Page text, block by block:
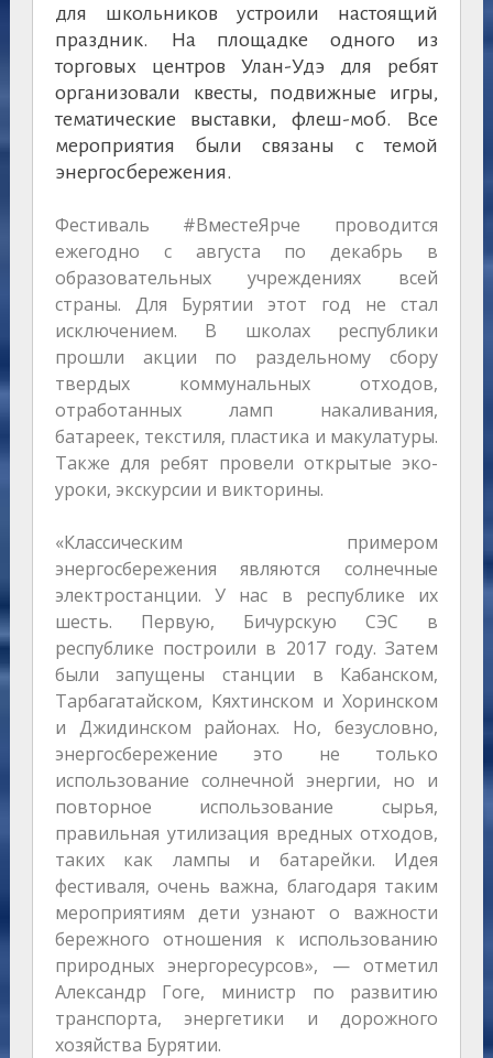
для школьников устроили настоящий
праздник. На площадке одного из
торговых центров Улан-Удэ для ребят
организовали квесты, подвижные игры,
тематические выставки, флеш-моб. Все
мероприятия были связаны с темой
энергосбережения.
Фестиваль #ВместеЯрче проводится
ежегодно с августа по декабрь в
образовательных учреждениях всей
страны. Для Бурятии этот год не стал
исключением. В школах республики
прошли акции по раздельному сбору
твердых коммунальных отходов,
отработанных ламп накаливания,
батареек, текстиля, пластика и макулатуры.
Также для ребят провели открытые эко-
уроки, экскурсии и викторины.
«Классическим примером
энергосбережения являются солнечные
электростанции. У нас в республике их
шесть. Первую, Бичурскую СЭС в
республике построили в 2017 году. Затем
были запущены станции в Кабанском,
Тарбагатайском, Кяхтинском и Хоринском
и Джидинском районах. Но, безусловно,
энергосбережение это не только
использование солнечной энергии, но и
повторное использование сырья,
правильная утилизация вредных отходов,
таких как лампы и батарейки. Идея
фестиваля, очень важна, благодаря таким
мероприятиям дети узнают о важности
бережного отношения к использованию
природных энергоресурсов», — отметил
Александр Гоге, министр по развитию
транспорта, энергетики и дорожного
хозяйства Бурятии.